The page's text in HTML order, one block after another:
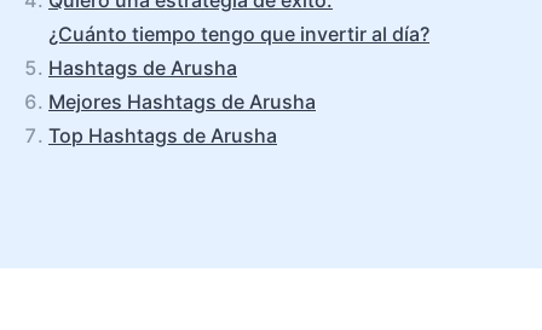
¿Cuánto tiempo tengo que invertir al día?
Hashtags de Arusha
Mejores Hashtags de Arusha
Top Hashtags de Arusha